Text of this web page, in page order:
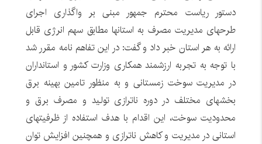
دستور ریاست محترم جمهور مبنی بر واگذاری اجرای
طرحهای مدیریت مصرف به استانها مطابق سهم انرژی قابل
ارائه به هر استان خبر داد و گفت: در این تفاهم نامه مقرر شد
با توجه به تجربه ارزشمند همکاری وزارت کشور و استانداران
در مدیریت سوخت زمستانی و به منظور تامین بهینه برق
بخشهای مختلف در دوره ناترازی تولید و مصرف برق و
محدودیت سوخت، این اقدام با هدف استفاده از ظرفیتهای
استانی در مدیریت و کاهش ناترازی و همچنین افزایش توان